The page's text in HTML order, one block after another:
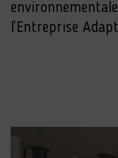
l’Entreprise